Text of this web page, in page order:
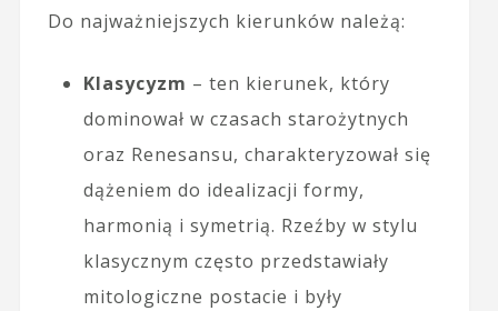
Do najważniejszych kierunków należą:
Klasycyzm – ten kierunek, który
dominował w czasach starożytnych
oraz Renesansu, charakteryzował się
dążeniem do idealizacji formy,
harmonią i symetrią. Rzeźby w stylu
klasycznym często przedstawiały
mitologiczne postacie i były